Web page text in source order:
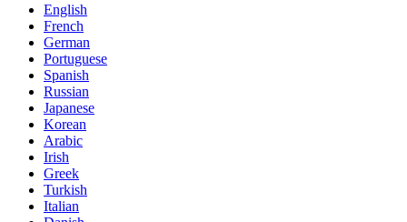
English
French
German
Portuguese
Spanish
Russian
Japanese
Korean
Arabic
Irish
Greek
Turkish
Italian